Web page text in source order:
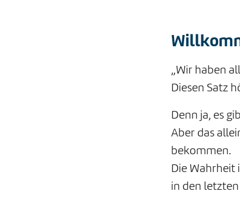
„Wir haben
Diesen Satz
Denn ja, es
Aber das
bekommen.
Die Wahrheit
in den